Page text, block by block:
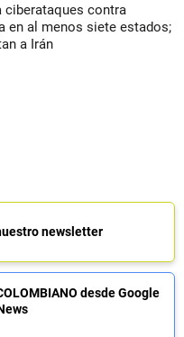
ciberataques contra
en al menos siete estados;
a Irán
newsletter
desde Google